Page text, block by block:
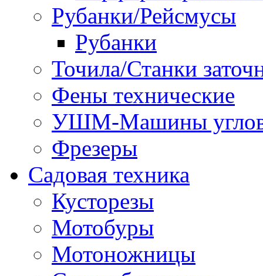
Рубанки/Рейсмусы
Рубанки
Точила/Станки
Фены технические
УШМ-Машины
Фрезеры
Садовая техника
Кусторезы
Мотобуры
Мотоножницы